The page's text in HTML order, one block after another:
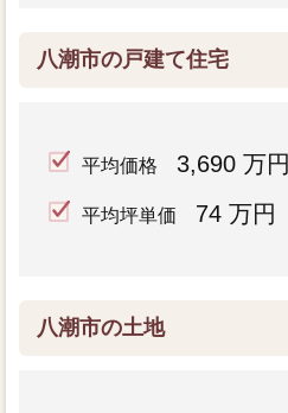
八潮市の戸建て住宅
平均価格 3,690 万円
平均坪単価 74 万円
八潮市の土地